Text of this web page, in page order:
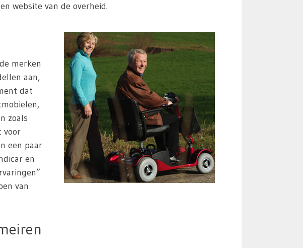
website van de overheid.
merken
aan,
dat
zoals
voor
een paar
en
van